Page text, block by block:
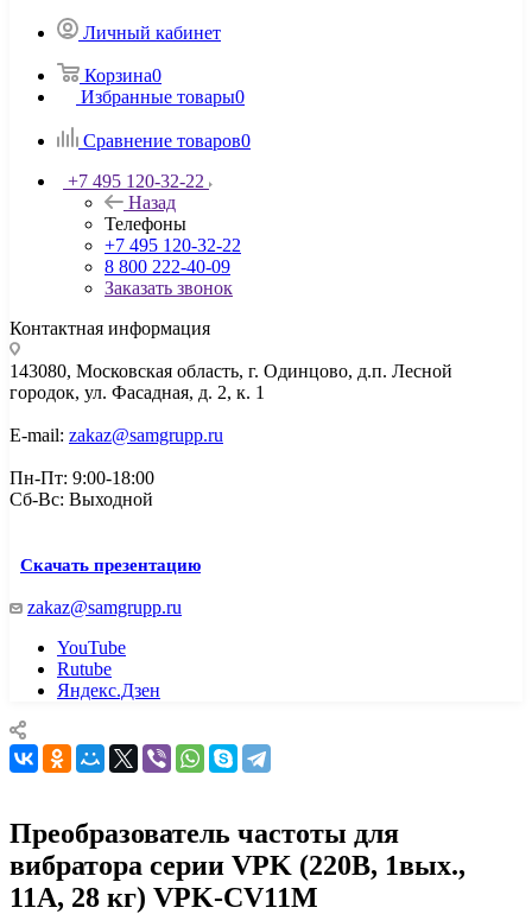
Личный кабинет
Корзина0
Избранные товары0
Сравнение товаров0
+7 495 120-32-22
Назад
Телефоны
+7 495 120-32-22
8 800 222-40-09
Заказать звонок
Контактная информация
143080, Mосковская область, г. Одинцово, д.п. Лесной
городок, ул. Фасадная, д. 2, к. 1
E-mail: zakaz@samgrupp.ru
Пн-Пт: 9:00-18:00
Сб-Вс: Выходной
Скачать презентацию
zakaz@samgrupp.ru
YouTube
Rutube
Яндекс.Дзен
Преобразователь частоты для
вибратора серии VPK (220В, 1вых.,
11A, 28 кг) VPK-CV11M